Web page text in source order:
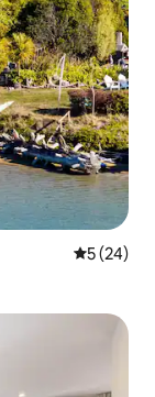
5 de uma
5 (24)